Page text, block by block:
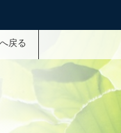
戻る